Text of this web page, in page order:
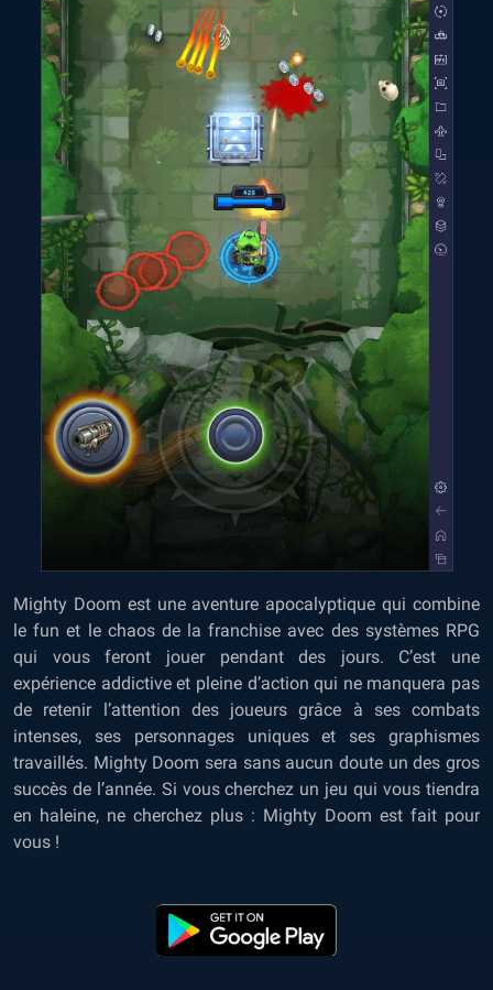
Mighty Doom est une aventure apocalyptique qui combine
le fun et le chaos de la franchise avec des systèmes RPG
qui vous feront jouer pendant des jours. C’est une
expérience addictive et pleine d’action qui ne manquera pas
de retenir l’attention des joueurs grâce à ses combats
intenses, ses personnages uniques et ses graphismes
travaillés. Mighty Doom sera sans aucun doute un des gros
succès de l’année. Si vous cherchez un jeu qui vous tiendra
en haleine, ne cherchez plus : Mighty Doom est fait pour
vous !